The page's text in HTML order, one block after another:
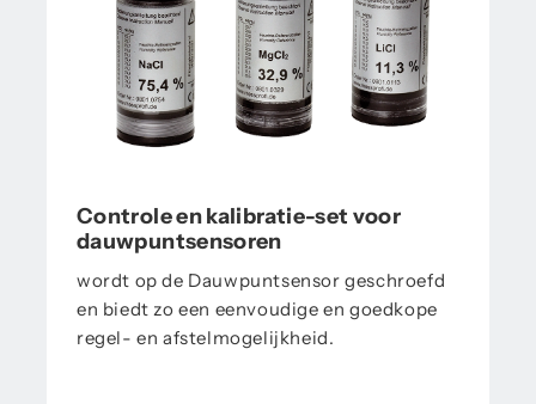
Controle en kalibratie-set voor
dauwpuntsensoren
wordt op de Dauwpuntsensor geschroefd
en biedt zo een eenvoudige en goedkope
regel- en afstelmogelijkheid.